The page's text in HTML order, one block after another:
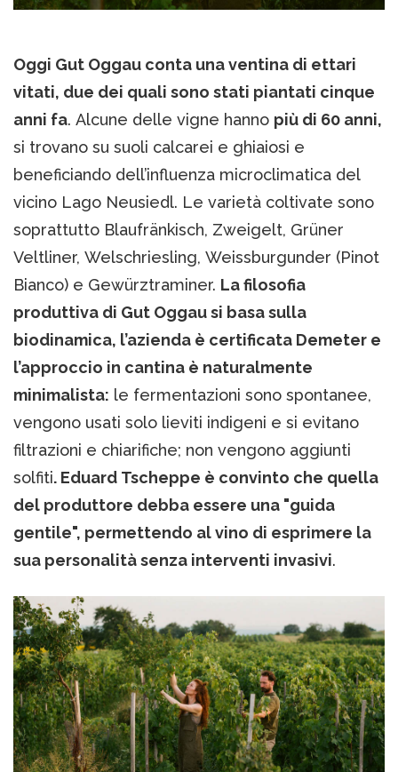
Oggi Gut Oggau conta una ventina di ettari
vitati, due dei quali sono stati piantati cinque
anni fa. Alcune delle vigne hanno più di 60 anni,
si trovano su suoli calcarei e ghiaiosi e
beneficiando dell’influenza microclimatica del
vicino Lago Neusiedl. Le varietà coltivate sono
soprattutto Blaufränkisch, Zweigelt, Grüner
Veltliner, Welschriesling, Weissburgunder (Pinot
Bianco) e Gewürztraminer. La filosofia
produttiva di Gut Oggau si basa sulla
biodinamica, l’azienda è certificata Demeter e
l’approccio in cantina è naturalmente
minimalista: le fermentazioni sono spontanee,
vengono usati solo lieviti indigeni e si evitano
filtrazioni e chiarifiche; non vengono aggiunti
solfiti. Eduard Tscheppe è convinto che quella
del produttore debba essere una "guida
gentile", permettendo al vino di esprimere la
sua personalità senza interventi invasivi.